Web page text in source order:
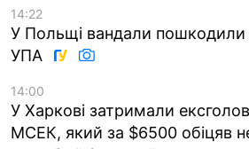
14:22
У Польщі вандали пошкодили
УПА
14:00
У Харкові затримали
МСЕК, який за $6500 обіцяв